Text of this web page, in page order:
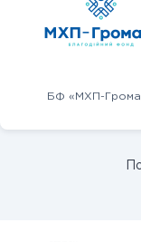
БФ «МХП-